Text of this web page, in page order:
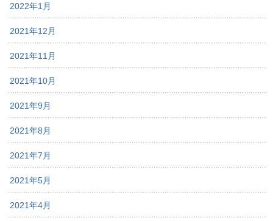
2022年1月
2021年12月
2021年11月
2021年10月
2021年9月
2021年8月
2021年7月
2021年5月
2021年4月